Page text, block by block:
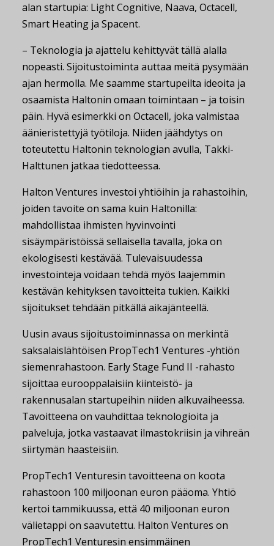
alan startupia: Light Cognitive, Naava, Octacell,
Smart Heating ja Spacent.
– Teknologia ja ajattelu kehittyvät tällä alalla
nopeasti. Sijoitustoiminta auttaa meitä pysymään
ajan hermolla. Me saamme startupeilta ideoita ja
osaamista Haltonin omaan toimintaan – ja toisin
päin. Hyvä esimerkki on Octacell, joka valmistaa
äänieristettyjä työtiloja. Niiden jäähdytys on
toteutettu Haltonin teknologian avulla, Takki-
Halttunen jatkaa tiedotteessa.
Halton Ventures investoi yhtiöihin ja rahastoihin,
joiden tavoite on sama kuin Haltonilla:
mahdollistaa ihmisten hyvinvointi
sisäympäristöissä sellaisella tavalla, joka on
ekologisesti kestävää. Tulevaisuudessa
investointeja voidaan tehdä myös laajemmin
kestävän kehityksen tavoitteita tukien. Kaikki
sijoitukset tehdään pitkällä aikajänteellä.
Uusin avaus sijoitustoiminnassa on merkintä
saksalaislähtöisen PropTech1 Ventures -yhtiön
siemenrahastoon. Early Stage Fund II -rahasto
sijoittaa eurooppalaisiin kiinteistö- ja
rakennusalan startupeihin niiden alkuvaiheessa.
Tavoitteena on vauhdittaa teknologioita ja
palveluja, jotka vastaavat ilmastokriisin ja vihreän
siirtymän haasteisiin.
PropTech1 Venturesin tavoitteena on koota
rahastoon 100 miljoonan euron pääoma. Yhtiö
kertoi tammikuussa, että 40 miljoonan euron
välietappi on saavutettu. Halton Ventures on
PropTech1 Venturesin ensimmäinen